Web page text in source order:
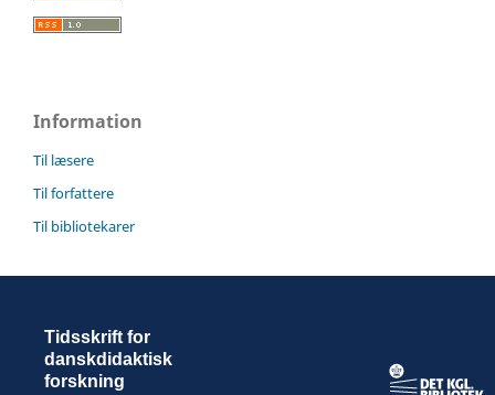
Information
Til læsere
Til forfattere
Til bibliotekarer
Tidsskrift for
danskdidaktisk
forskning